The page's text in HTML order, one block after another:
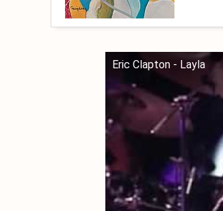
Eric Clapton - Layla